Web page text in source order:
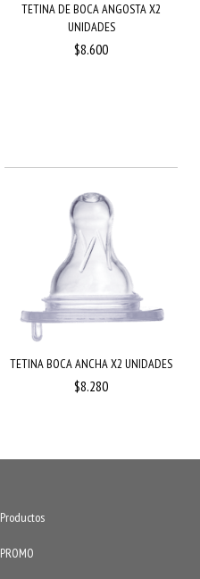
TETINA DE BOCA ANGOSTA X2
UNIDADES
$8.600
TETINA BOCA ANCHA X2 UNIDADES
$8.280
Productos
PROMO